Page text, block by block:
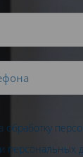
обработку
персональных